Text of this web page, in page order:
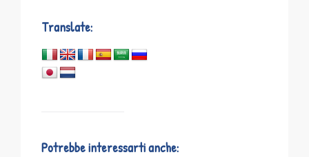
Translate:
Potrebbe interessarti anche: